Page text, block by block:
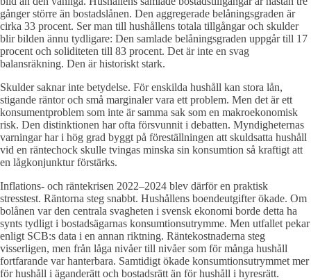
gånger större än bostadslånen. Den aggregerade belåningsgraden är
cirka 33 procent. Ser man till hushållens totala tillgångar och skulder
blir bilden ännu tydligare: Den samlade belåningsgraden uppgår till 17
procent och soliditeten till 83 procent. Det är inte en svag
balansräkning. Den är historiskt stark.
Skulder saknar inte betydelse. För enskilda hushåll kan stora lån,
stigande räntor och små marginaler vara ett problem. Men det är ett
konsumentproblem som inte är samma sak som en makroekonomisk
risk. Den distinktionen har ofta försvunnit i debatten. Myndigheternas
varningar har i hög grad byggt på föreställningen att skuldsatta hushåll
vid en räntechock skulle tvingas minska sin konsumtion så kraftigt att
en lågkonjunktur förstärks.
Inflations- och räntekrisen 2022–2024 blev därför en praktisk
stresstest. Räntorna steg snabbt. Hushållens boendeutgifter ökade. Om
bolånen var den centrala svagheten i svensk ekonomi borde detta ha
synts tydligt i bostadsägarnas konsumtionsutrymme. Men utfallet pekar
enligt SCB:s data i en annan riktning. Räntekostnaderna steg
visserligen, men från låga nivåer till nivåer som för många hushåll
fortfarande var hanterbara. Samtidigt ökade konsumtionsutrymmet mer
för hushåll i äganderätt och bostadsrätt än för hushåll i hyresrätt.